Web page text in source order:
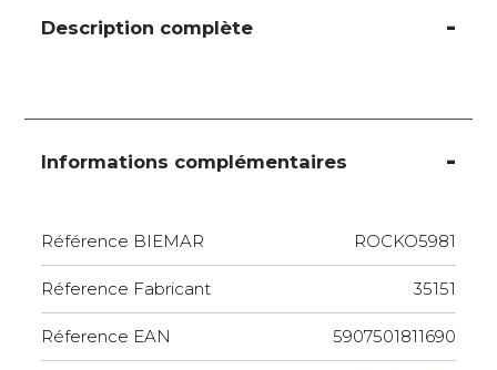
Description complète
Informations complémentaires
Référence BIEMAR ROCKO5981
Réference Fabricant 35151
Réference EAN 5907501811690